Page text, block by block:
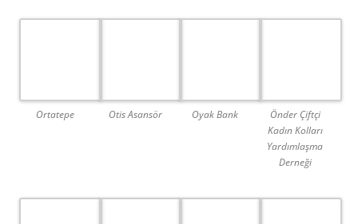
Ortatepe Otis Asansör Oyak Bank
Önder Çiftçi
Kadın Kolları
Yardımlaşma
Derneği